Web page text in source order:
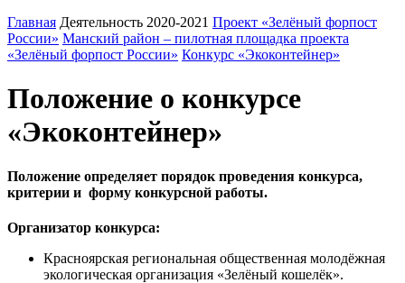
Главная Деятельность 2020-2021 Проект «Зелёный форпост
России» Манский район – пилотная площадка проекта
«Зелёный форпост России» Конкурс «Экоконтейнер»
Положение о конкурсе
«Экоконтейнер»
Положение определяет порядок проведения конкурса,
критерии и форму конкурсной работы.
Организатор конкурса:
Красноярская региональная общественная молодёжная
экологическая организация «Зелёный кошелёк».